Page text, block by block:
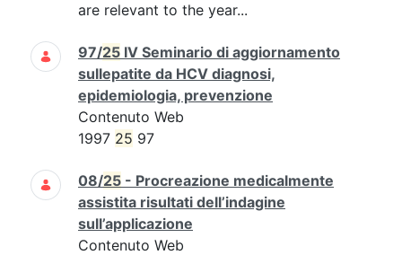
are relevant to the year...
97/25 IV Seminario di aggiornamento
sullepatite da HCV diagnosi,
epidemiologia, prevenzione
Contenuto Web
1997 25 97
08/25 - Procreazione medicalmente
assistita risultati dell’indagine
sull’applicazione
Contenuto Web